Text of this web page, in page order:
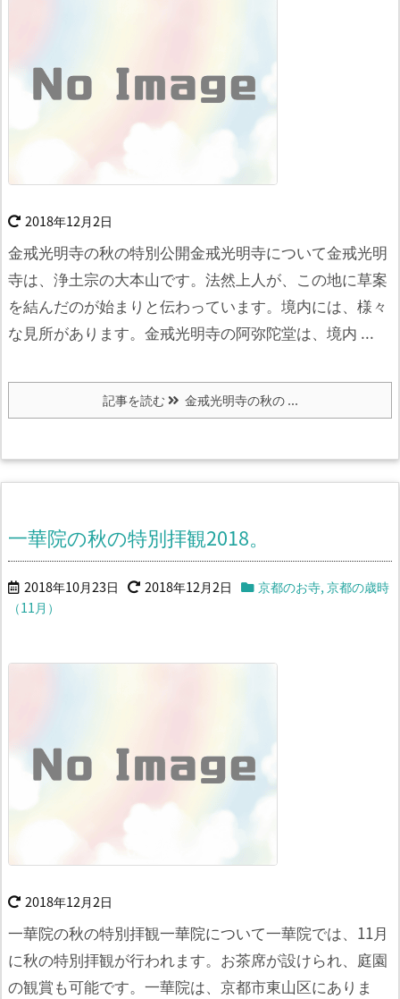
2018年12月2日
金戒光明寺の秋の特別公開金戒光明寺について金戒光明
寺は、浄土宗の大本山です。 法然上人が、この地に草案
を結んだのが始まりと伝わっています。 境内には、様々
な見所があります。 金戒光明寺の阿弥陀堂は、境内 ...
記事を読む 金戒光明寺の秋の ...
一華院の秋の特別拝観2018。
2018年10月23日 2018年12月2日 京都のお寺,京都の歳時
（11月）
2018年12月2日
一華院の秋の特別拝観一華院について一華院では、11月
に秋の特別拝観が行われます。 お茶席が設けられ、庭園
の観賞も可能です。 一華院は、京都市東山区にありま